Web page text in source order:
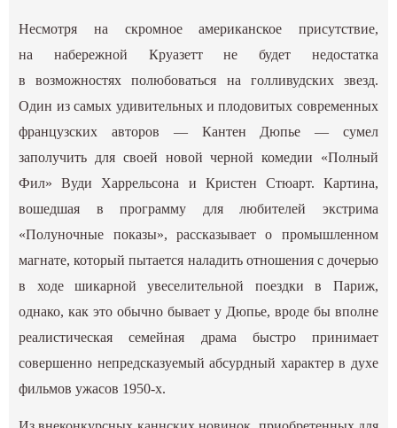
Несмотря на скромное американское присутствие,
на набережной Круазетт не будет недостатка
в возможностях полюбоваться на голливудских звезд.
Один из самых удивительных и плодовитых современных
французских авторов — Кантен Дюпье — сумел
заполучить для своей новой черной комедии «Полный
Фил» Вуди Харрельсона и Кристен Стюарт. Картина,
вошедшая в программу для любителей экстрима
«Полуночные показы», рассказывает о промышленном
магнате, который пытается наладить отношения с дочерью
в ходе шикарной увеселительной поездки в Париж,
однако, как это обычно бывает у Дюпье, вроде бы вполне
реалистическая семейная драма быстро принимает
совершенно непредсказуемый абсурдный характер в духе
фильмов ужасов 1950-х.